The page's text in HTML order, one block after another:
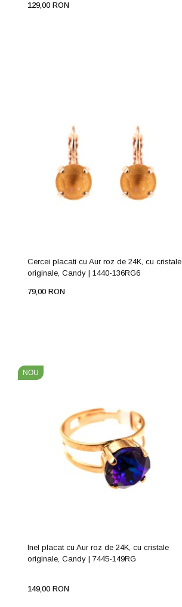
129,00 RON
Cercei placati cu Aur roz de 24K, cu cristale
originale, Candy | 1440-136RG6
79,00 RON
NOU
Inel placat cu Aur roz de 24K, cu cristale
originale, Candy | 7445-149RG
149,00 RON